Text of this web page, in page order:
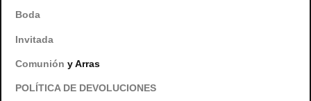
Boda
Invitada
Comunión y Arras
POLÍTICA DE DEVOLUCIONES